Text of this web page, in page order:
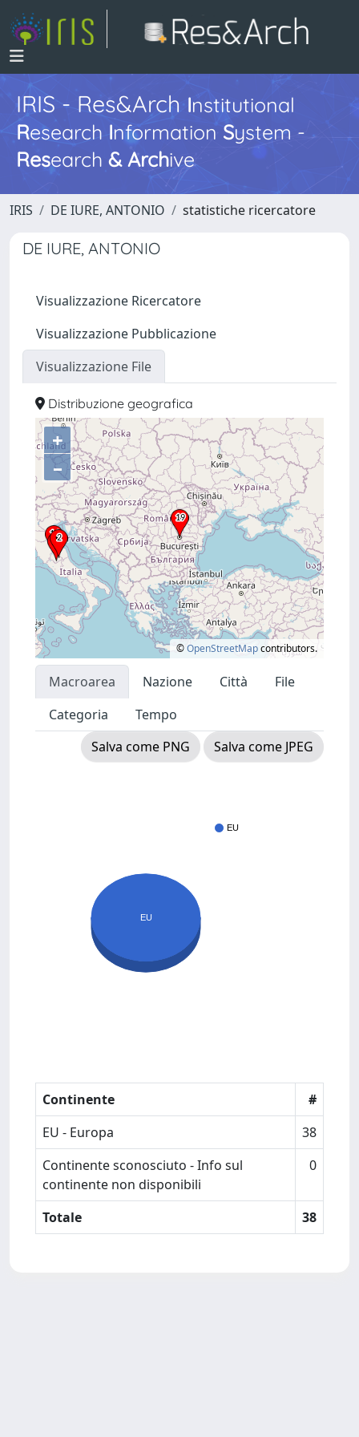
IRIS - Res&ArchInstitutional
Research InformationSystem -
Research & Archive
IRIS DE IURE, ANTONIO statistiche ricercatore
DE IURE, ANTONIO
Visualizzazione Ricercatore
Visualizzazione Pubblicazione
Visualizzazione File
Distribuzione geografica
+
–
©OpenStreetMapcontributors.
Macroarea Nazione Città
File
Categoria
Tempo
Salva come PNG
Salva come JPEG
EU
EU
Continente
#
EU - Europa
38
Continente sconosciuto - Info sul
continente non disponibili
0
Totale 38